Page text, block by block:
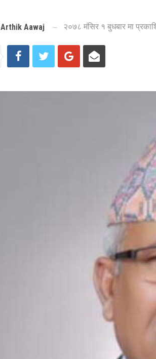
Arthik Aawaj २०७८ मंसिर १ बुधबार मा